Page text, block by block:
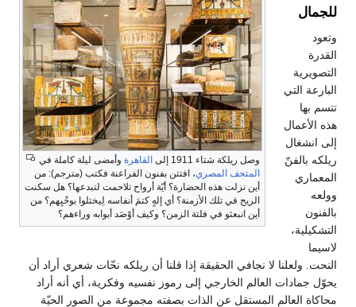
وصل ريلكة شتاء 1911 إلى القاهرة وأمضى ليلة كاملة في
المتحف المصري، افتتن بفنون الفراعنة فكتب (مترجم): من
أين نزلت هذه الحضارة؟ أيّة أرواح تلاحمت لتبدعها؟ هل سكنت
الريح في تلك الأزمنة؟ أي إلهٍ كتمَ أنفاسه لِيختلوا بوحْيِهم؟ من
أين انبعثو في فلتة الزمن؟ وكيف أوْصَد أبوابه وراءهم؟
للجمال
وتعود
القدرة
التصويرية
البارعة التي
تتسم بها
هذه الأعمال
إلى انشغال
ريلكه بالفنّ
المعماري
وولعه
بالفنون
التشكيلية،
لاسيما
النحت. ولعلنا لا نجافي الحقيقة إذا قلنا أن ريلكه نحّات شعري أراد أن
يحوّل جمادات العالم الخارجي إلى رموز نفسيه وفكرية، أي أنه أراد
محاكاة العالم المستقل عن الذات بصفته مجموعة من الصور الحيّة